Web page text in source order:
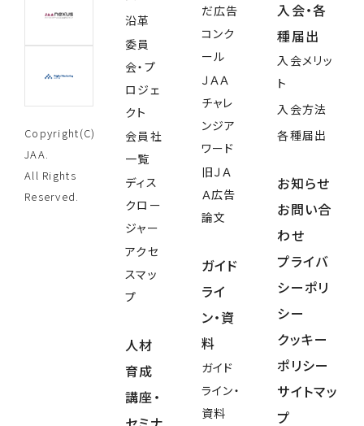
Copyright(C)
JAA.
All Rights
Reserved.
沿革
委員
会・プ
ロジェ
クト
会員社
一覧
ディス
クロー
ジャー
アクセ
スマッ
プ
人材
育成
講座・
だ広告
コンク
ール
ＪＡＡ
チャレ
ンジア
ワード
旧ＪＡ
Ａ広告
論文
ガイド
ライ
ン・資
料
ガイド
ライン・
資料
入会・各
種届出
入会メリッ
ト
入会方法
各種届出
お知らせ
お問い合
わせ
プライバ
シーポリ
シー
クッキー
ポリシー
サイトマッ
プ